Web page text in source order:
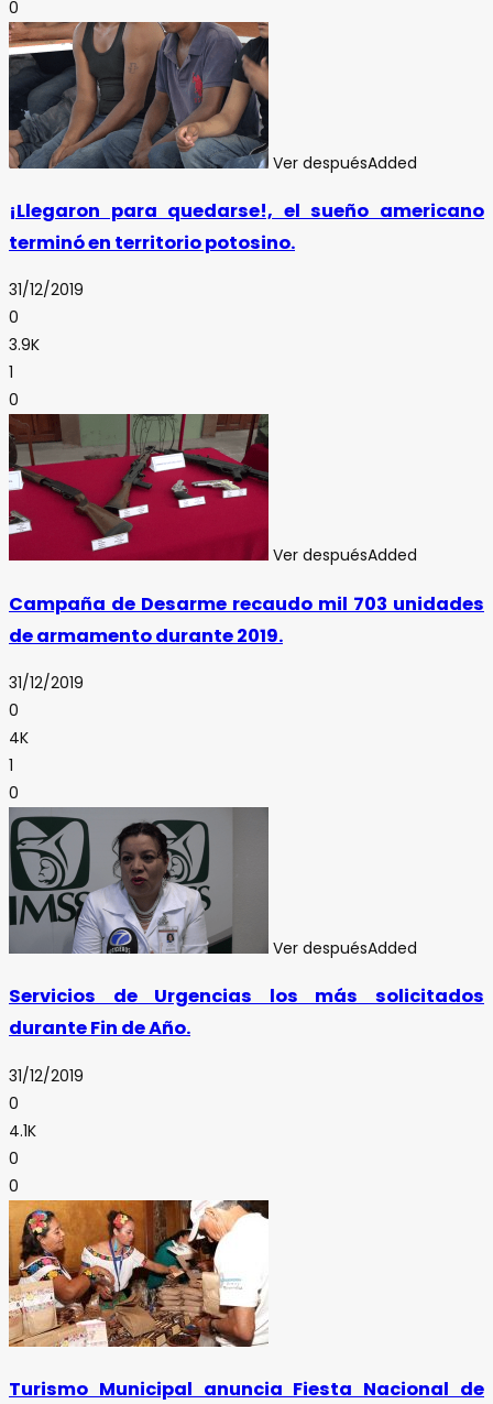
0
Ver despuésAdded
¡Llegaron para quedarse!, el sueño americano
terminó en territorio potosino.
31/12/2019
0
3.9K
1
0
Ver despuésAdded
Campaña de Desarme recaudo mil 703 unidades
de armamento durante 2019.
31/12/2019
0
4K
1
0
Ver despuésAdded
Servicios de Urgencias los más solicitados
durante Fin de Año.
31/12/2019
0
4.1K
0
0
Turismo Municipal anuncia Fiesta Nacional de